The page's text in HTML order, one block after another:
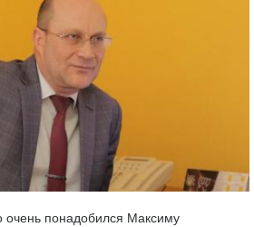
очень понадобился Максиму